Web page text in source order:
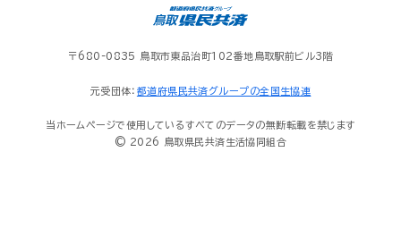
〒680-0835 鳥取市東品治町102番地鳥取駅前ビル3階
元受団体： 都道府県民共済グループの全国生協連
当ホームページで使用しているすべてのデータの無断転載を禁じます
© 2026 鳥取県民共済生活協同組合